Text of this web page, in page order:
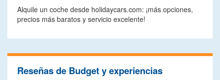
Alquile un coche desde holidaycars.com: ¡más opciones,
precios más baratos y servicio excelente!
Reseñas de Budget y experiencias